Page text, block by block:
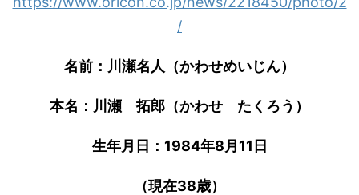
/
名前：川瀬名人（かわせめいじん）
本名：川瀬 拓郎（かわせ たくろう）
生年月日：1984年8月11日
（現在38歳）